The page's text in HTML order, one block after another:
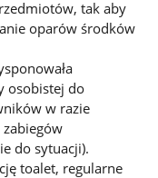
tak aby
oparów środków
osobistej do
w razie
do sytuacji).
toalet, regularne